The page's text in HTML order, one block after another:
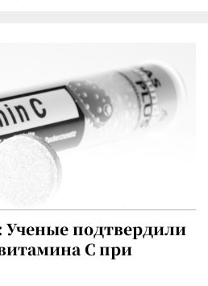
Ученые подтвердили
C при